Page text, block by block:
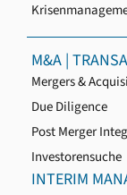
M&A |
Mergers &
Due Diligence
Post Merger
Investorensuche
INTERIM